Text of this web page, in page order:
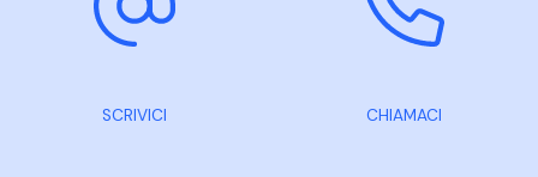
SCRIVICI CHIAMACI